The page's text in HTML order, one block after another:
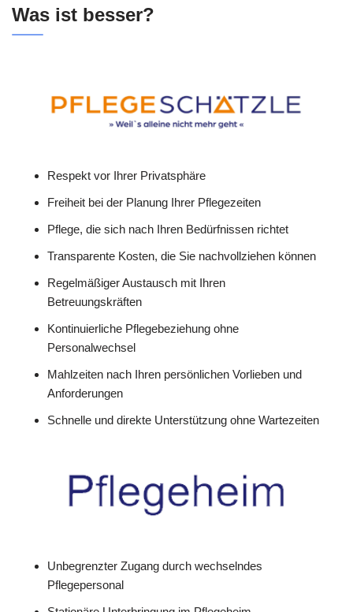
Was ist besser?
Respekt vor Ihrer Privatsphäre
Freiheit bei der Planung Ihrer Pflegezeiten
Pflege, die sich nach Ihren Bedürfnissen richtet
Transparente Kosten, die Sie nachvollziehen können
Regelmäßiger Austausch mit Ihren
Betreuungskräften
Kontinuierliche Pflegebeziehung ohne
Personalwechsel
Mahlzeiten nach Ihren persönlichen Vorlieben und
Anforderungen
Schnelle und direkte Unterstützung ohne Wartezeiten
Unbegrenzter Zugang durch wechselndes
Pflegepersonal